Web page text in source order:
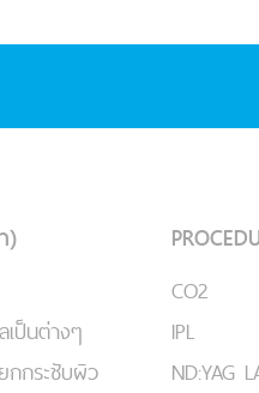
)
ป็นต่างๆ
กระชับผิว
CO2
IPL
ND:YAG